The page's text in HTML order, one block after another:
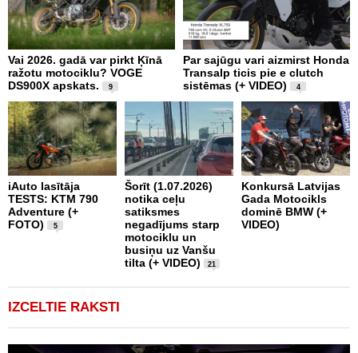
Vai 2026. gadā var pirkt Ķīnā
ražotu motociklu? VOGE
DS900X apskats.
9
Par sajūgu vari aizmirst Honda
Transalp ticis pie e clutch
sistēmas (+ VIDEO)
4
iAuto lasītāja
TESTS: KTM 790
Adventure (+
FOTO)
5
Šorīt (1.07.2026)
notika ceļu
satiksmes
negadījums starp
motociklu un
busiņu uz Vanšu
tilta (+ VIDEO)
21
Konkursā Latvijas
Gada Motocikls
dominē BMW (+
VIDEO)
IZCELTIE RAKSTI